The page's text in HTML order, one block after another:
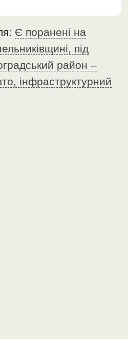
Є поранені на
під
район –
інфраструктурний